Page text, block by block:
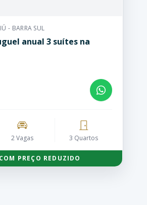
- BARRA SUL
anual 3 suítes na
2 Vagas 3 Quartos
PREÇO REDUZIDO